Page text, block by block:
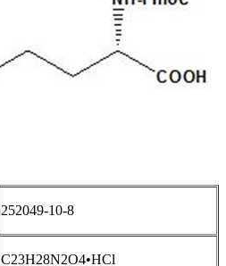
252049-10-8
C23H28N2O4•HCl